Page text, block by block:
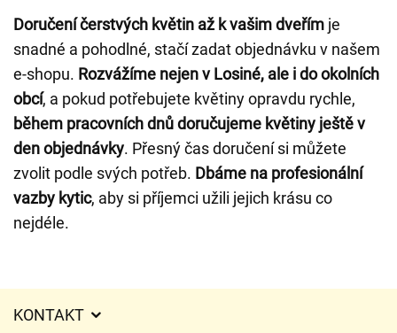
Doručení čerstvých květin až k vašim dveřím je
snadné a pohodlné, stačí zadat objednávku v našem
e-shopu. Rozvážíme nejen v Losiné, ale i do okolních
obcí, a pokud potřebujete květiny opravdu rychle,
během pracovních dnů doručujeme květiny ještě v
den objednávky. Přesný čas doručení si můžete
zvolit podle svých potřeb. Dbáme na profesionální
vazby kytic, aby si příjemci užili jejich krásu co
nejdéle.
KONTAKT